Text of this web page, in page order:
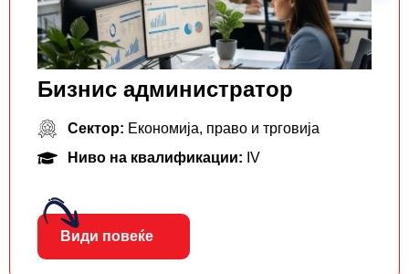
Бизнис администратор
Сектор: Економија, право и трговија
Ниво на квалификации: IV
Види повеќе